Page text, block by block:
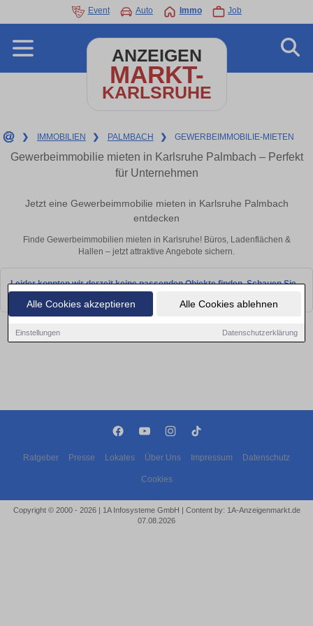
Alle Cookies akzeptieren Alle Cookies ablehnen
Einstellungen Datenschutzerklärung
Event Auto Immo Job
ANZEIGEN
MARKT-
KARLSRUHE
❯ IMMOBILIEN ❯ PALMBACH ❯ GEWERBEIMMOBILIE-MIETEN
Gewerbeimmobilie mieten in Karlsruhe Palmbach – Perfekt
für Unternehmen
Jetzt eine Gewerbeimmobilie mieten in Karlsruhe Palmbach
entdecken
Finde Gewerbeimmobilien mieten in Karlsruhe! Büros, Ladenflächen &
Hallen – jetzt attraktive Angebote sichern.
Leider konnten wir derzeit keine passenden Objekte finden. Schauen Sie
Ratgeber Presse Lokales Über Uns Impressum Datenschutz
Cookies
Copyright © 2000 - 2026 | 1A Infosysteme GmbH | Content by: 1A-Anzeigenmarkt.de
07.08.2026